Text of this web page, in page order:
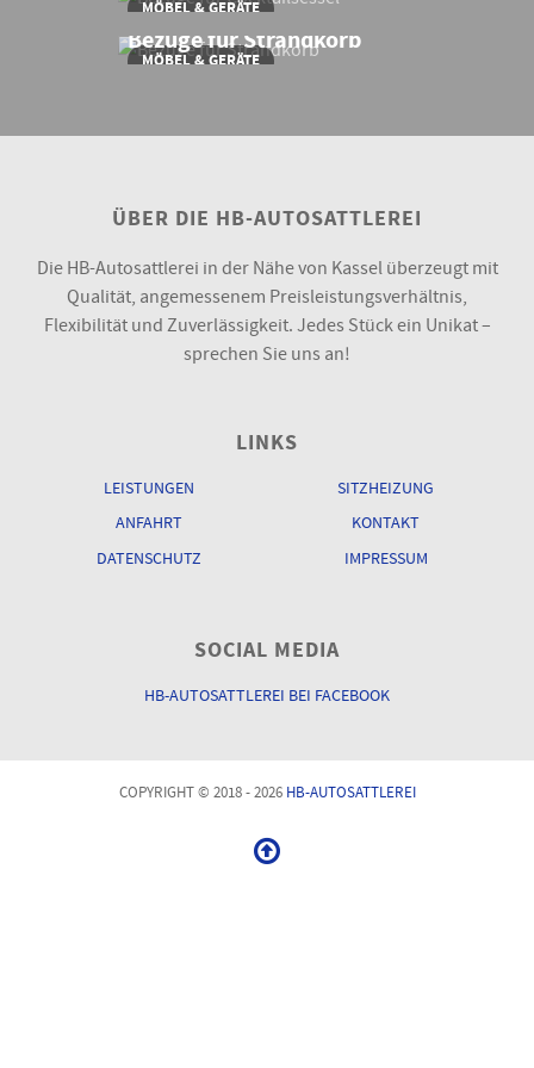
MÖBEL & GERÄTE
MÖBEL & GERÄTE
Bezüge für Strandkorb
ÜBER DIE HB-AUTOSATTLEREI
Die HB-Autosattlerei in der Nähe von Kassel überzeugt mit
Qualität, angemessenem Preisleistungsverhältnis,
Flexibilität und Zuverlässigkeit. Jedes Stück ein Unikat –
sprechen Sie uns an!
LINKS
LEISTUNGEN
SITZHEIZUNG
ANFAHRT
KONTAKT
DATENSCHUTZ
IMPRESSUM
SOCIAL MEDIA
HB-AUTOSATTLEREI BEI FACEBOOK
COPYRIGHT © 2018 - 2026 HB-AUTOSATTLEREI